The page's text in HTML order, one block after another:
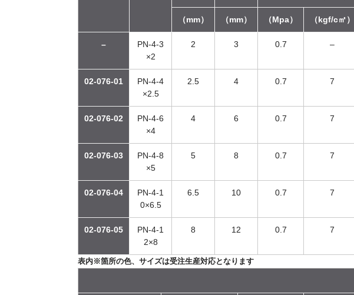
（mm） （mm） （Mpa） （kgf/c㎡）
–
PN-4-3
×2
2 3 0.7 –
02-076-01
PN-4-4
×2.5
2.5 4 0.7 7
02-076-02
PN-4-6
×4
4 6 0.7 7
02-076-03
PN-4-8
×5
5 8 0.7 7
02-076-04
PN-4-1
0×6.5
6.5 10 0.7 7
02-076-05
PN-4-1
2×8
8 12 0.7 7
表内※箇所の色、サイズは受注生産対応となります